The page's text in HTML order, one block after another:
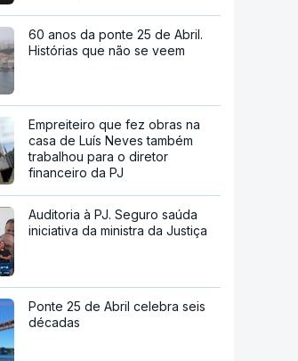
60 anos da ponte 25 de Abril.
Histórias que não se veem
Empreiteiro que fez obras na
casa de Luís Neves também
trabalhou para o diretor
financeiro da PJ
Auditoria à PJ. Seguro saúda
iniciativa da ministra da Justiça
Ponte 25 de Abril celebra seis
décadas